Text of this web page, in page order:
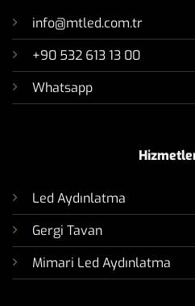
info@mtled.com.tr
+90 532 613 13 00
Whatsapp
Led Aydınlatma
Gergi Tavan
Mimari Led Aydınlatma